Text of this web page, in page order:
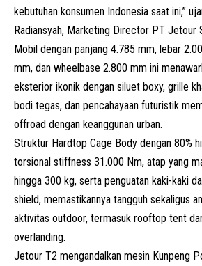
kebutuhan konsumen Indonesia saat ini,”
Radiansyah, Marketing Director PT Jetour
Mobil dengan panjang 4.785 mm, lebar
mm, dan wheelbase 2.800 mm ini
eksterior ikonik dengan siluet boxy, grille
bodi tegas, dan pencahayaan futuristik
offroad dengan keanggunan urban.
Struktur Hardtop Cage Body dengan 80%
torsional stiffness 31.000 Nm, atap yang
hingga 300 kg, serta penguatan kaki-kaki
shield, memastikannya tangguh sekaligus
aktivitas outdoor, termasuk rooftop tent
overlanding.
Jetour T2 mengandalkan mesin Kunpeng